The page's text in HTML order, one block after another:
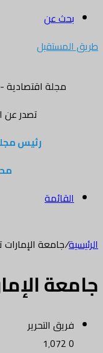
بحث عن
طريق المستقبل
مجلة اقتصادية
تصدر عن
رئيس
القائمة
الرئيسية/جامعة
جامعة
فريق التحرير
0